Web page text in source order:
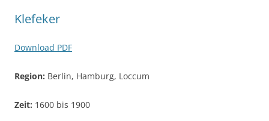
Klefeker
Download PDF
Region: Berlin, Hamburg, Loccum
Zeit: 1600 bis 1900